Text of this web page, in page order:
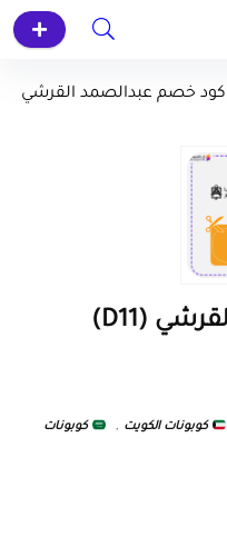
كود خصم عبدالصمد القرشي
كود خصم عبدالصمد القرشي (D11)
كوبونات الكويت ,
كوبونات